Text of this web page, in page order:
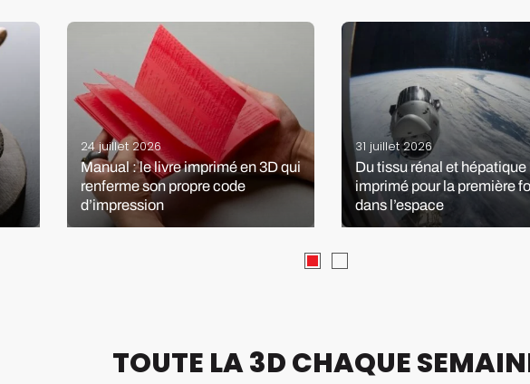
24 juillet 2026
Manual : le livre imprimé en 3D qui
renferme son propre code
d’impression
31 juillet 2026
Du tissu rénal et hépatique
imprimé pour la première
dans l’espace
TOUTE LA 3D CHAQUE